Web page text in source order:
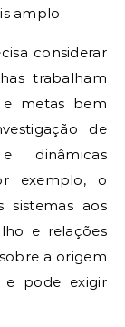
amplo.
considerar
trabalham
e metas bem
de
dinâmicas
exemplo, o
aos
e relações
a origem
e pode exigir